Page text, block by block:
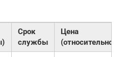
Срок
службы
Цена
(относительно)